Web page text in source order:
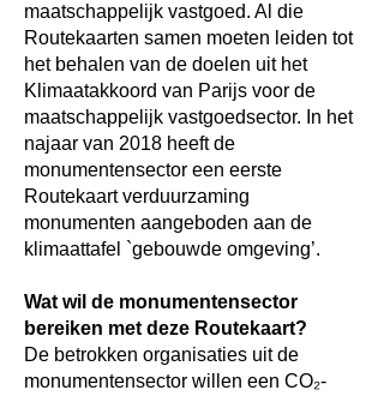
maatschappelijk vastgoed. Al die
Routekaarten samen moeten leiden tot
het behalen van de doelen uit het
Klimaatakkoord van Parijs voor de
maatschappelijk vastgoedsector. In het
najaar van 2018 heeft de
monumentensector een eerste
Routekaart verduurzaming
monumenten aangeboden aan de
klimaattafel `gebouwde omgeving’.
Wat wil de monumentensector
bereiken met deze Routekaart?
De betrokken organisaties uit de
monumentensector willen een CO₂-